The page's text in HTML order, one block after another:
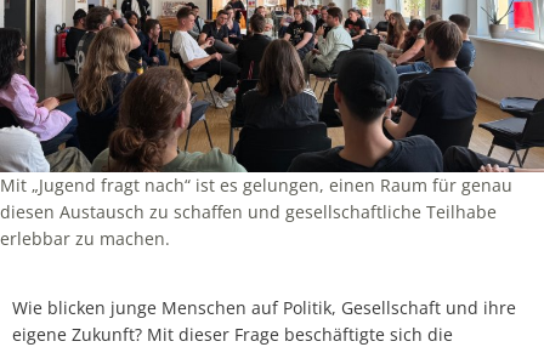
Mit „Jugend fragt nach“ ist es gelungen, einen Raum für genau
diesen Austausch zu schaffen und gesellschaftliche Teilhabe
erlebbar zu machen.
Wie blicken junge Menschen auf Politik, Gesellschaft und ihre
eigene Zukunft? Mit dieser Frage beschäftigte sich die